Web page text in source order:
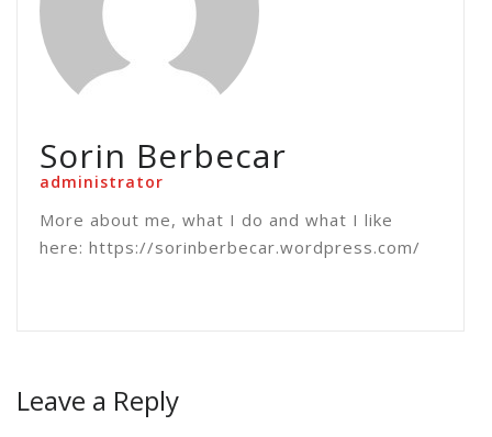
Sorin Berbecar
administrator
More about me, what I do and what I like
here: https://sorinberbecar.wordpress.com/
Leave a Reply